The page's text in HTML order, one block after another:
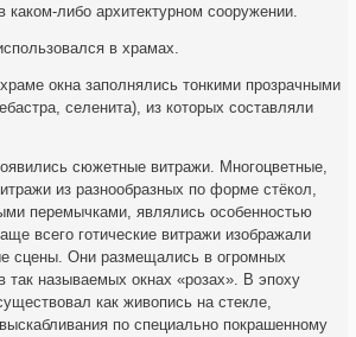
каком-либо архитектурном сооружении.
в храмах.
окна заполнялись тонкими прозрачными
селенита), из которых составляли
сюжетные витражи. Многоцветные,
из разнообразных по форме стёкол,
перемычками, являлись особенностью
всего готические витражи изображали
сцены. Они размещались в огромных
так называемых окнах «розах». В эпоху
как живопись на стекле,
по специально покрашенному